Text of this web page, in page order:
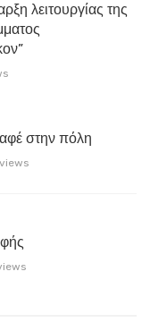
λειτουργίας της
στην πόλη